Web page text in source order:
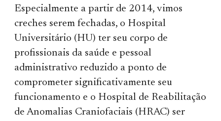
Especialmente a partir de 2014, vimos
creches serem fechadas, o Hospital
Universitário (HU) ter seu corpo de
profissionais da saúde e pessoal
administrativo reduzido a ponto de
comprometer significativamente seu
funcionamento e o Hospital de Reabilitação
de Anomalias Craniofaciais (HRAC) ser